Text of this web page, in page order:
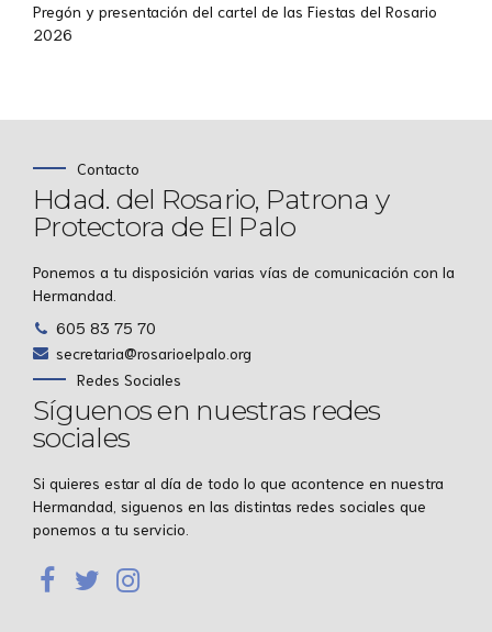
Pregón y presentación del cartel de las Fiestas del Rosario
2026
Contacto
Hdad. del Rosario, Patrona y
Protectora de El Palo
Ponemos a tu disposición varias vías de comunicación con la
Hermandad.
605 83 75 70
secretaria@rosarioelpalo.org
Redes Sociales
Síguenos en nuestras redes
sociales
Si quieres estar al día de todo lo que acontence en nuestra
Hermandad, siguenos en las distintas redes sociales que
ponemos a tu servicio.